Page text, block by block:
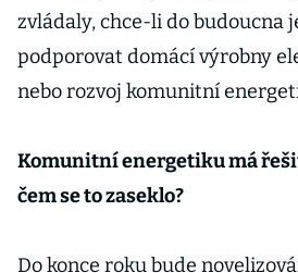
zvládaly, chce-li do budoucna
podporovat domácí výrobny
nebo rozvoj komunitní
Komunitní energetiku má
čem se to zaseklo?
Do konce roku bude